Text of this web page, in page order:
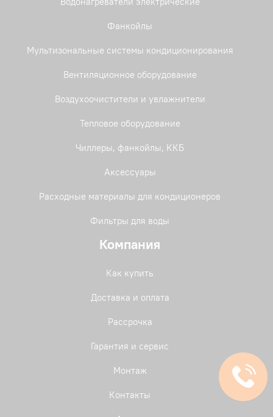
Фанкойлы
Мультизональные системы кондиционирования
Вентиляционное оборудование
Воздухоочистители и увлажнители
Тепловое оборудование
Чиллеры, фанкойлы, ККБ
Аксессуары
Расходные материалы для кондиционеров
Фильтры для воды
Компания
Как купить
Доставка и оплата
Рассрочка
Гарантия и сервис
Монтаж
Контакты